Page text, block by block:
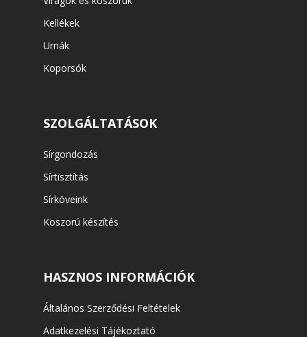
Kellékek
Urnák
Koporsók
SZOLGÁLTATÁSOK
Sírgondozás
Sírtisztítás
Sírköveink
Koszorú készítés
HASZNOS INFORMÁCIÓK
Általános Szerződési Feltételek
Adatkezelési Tájékoztató